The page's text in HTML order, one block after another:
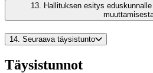
13.
Hallituksen esitys
14. Seuraava täysistunto
Täysistunnot